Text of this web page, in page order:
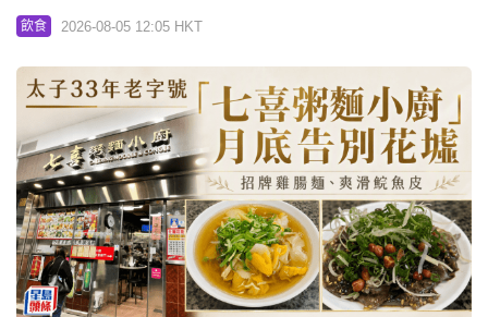
飲食 2026-08-05 12:05 HKT